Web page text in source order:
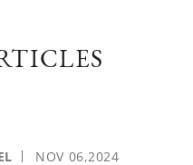
NOV 06,2024